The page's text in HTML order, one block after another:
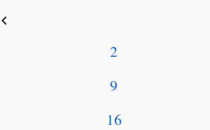
keyboard_arrow_left
2
9
16